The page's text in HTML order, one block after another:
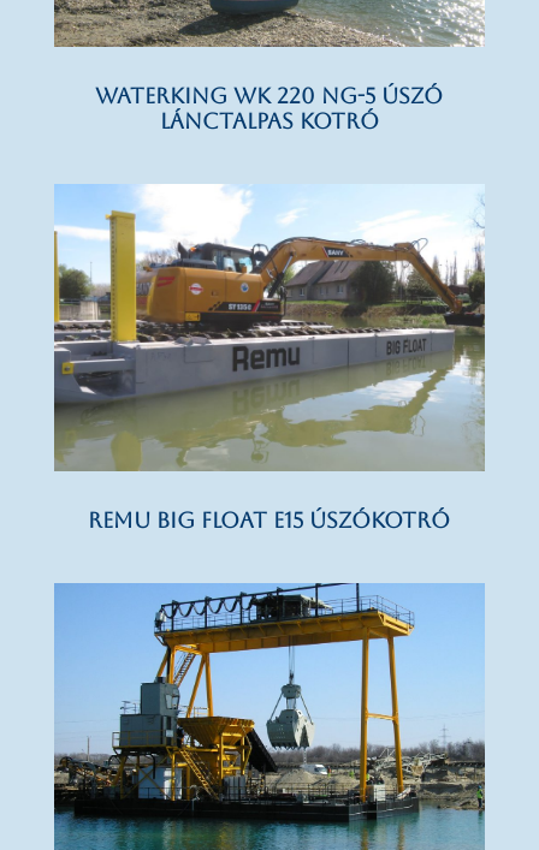
WATERKING WK 220 NG-5 úszó
lánctalpas kotró
REMU Big Float E15 úszókotró